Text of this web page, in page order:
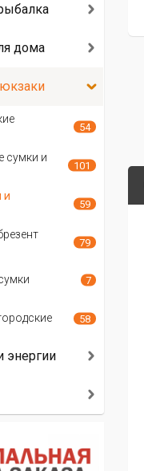
дома
54
сумки и
101
и
59
79
7
58
энергии